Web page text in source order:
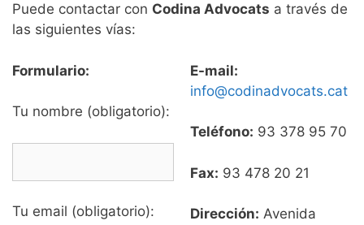
Puede contactar con Codina Advocats a través de
las siguientes vías:
Formulario:
Tu nombre (obligatorio):
Tu email (obligatorio):
E-mail:
info@codinadvocats.cat
Teléfono: 93 378 95 70
Fax: 93 478 20 21
Dirección: Avenida